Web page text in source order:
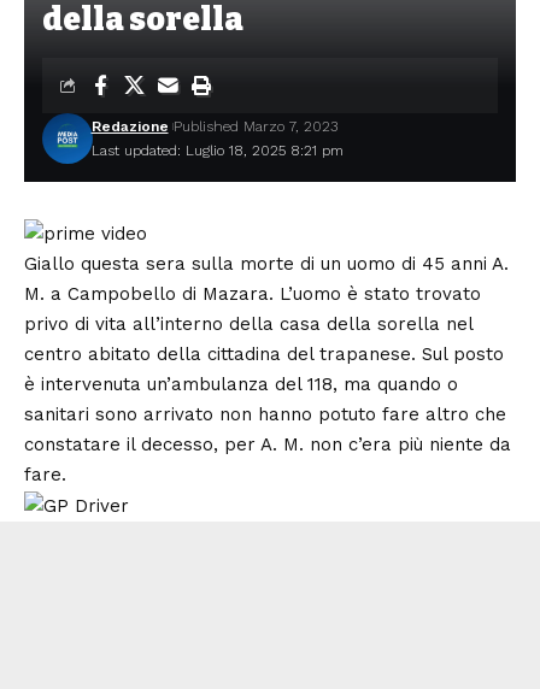
della sorella
Last updated: Luglio 18, 2025 8:21 pm
Redazione Published Marzo 7, 2023
Giallo questa sera sulla morte di un uomo di 45 anni A.
M. a Campobello di Mazara. L’uomo è stato trovato
privo di vita all’interno della casa della sorella nel
centro abitato della cittadina del trapanese. Sul posto
è intervenuta un’ambulanza del 118, ma quando o
sanitari sono arrivato non hanno potuto fare altro che
constatare il decesso, per A. M. non c’era più niente da
fare.